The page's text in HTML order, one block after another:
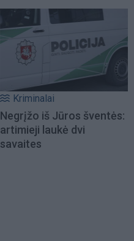
Kriminalai
Negrįžo iš Jūros šventės:
artimieji laukė dvi
savaites